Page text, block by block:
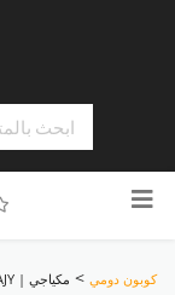
للمحتوى
كوبون دومي > مكياجي | MIKYAJY